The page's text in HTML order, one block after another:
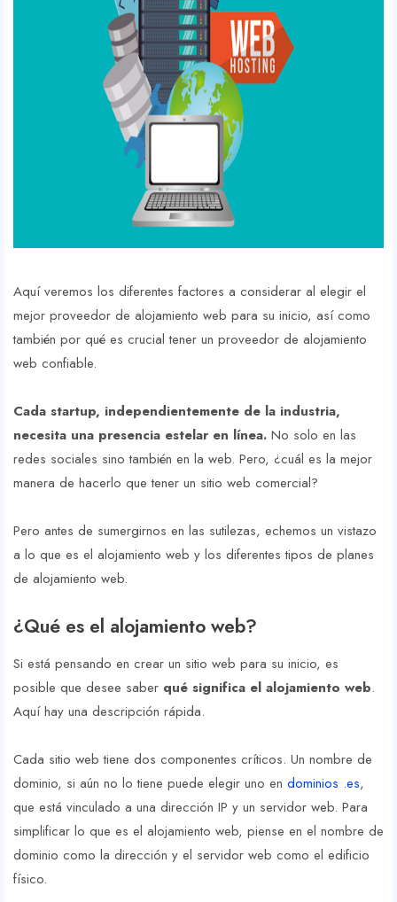
Aquí veremos los diferentes factores a considerar al elegir el
mejor proveedor de alojamiento web para su inicio, así como
también por qué es crucial tener un proveedor de alojamiento
web confiable.
Cada startup, independientemente de la industria,
necesita una presencia estelar en línea. No solo en las
redes sociales sino también en la web. Pero, ¿cuál es la mejor
manera de hacerlo que tener un sitio web comercial?
Pero antes de sumergirnos en las sutilezas, echemos un vistazo
a lo que es el alojamiento web y los diferentes tipos de planes
de alojamiento web.
¿Qué es el alojamiento web?
Si está pensando en crear un sitio web para su inicio, es
posible que desee saber qué significa el alojamiento web.
Aquí hay una descripción rápida.
Cada sitio web tiene dos componentes críticos. Un nombre de
dominio, si aún no lo tiene puede elegir uno en dominios .es,
que está vinculado a una dirección IP y un servidor web. Para
simplificar lo que es el alojamiento web, piense en el nombre de
dominio como la dirección y el servidor web como el edificio
físico.